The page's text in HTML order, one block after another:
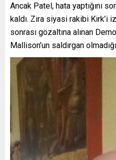
Ancak Patel, hata yaptığını
kaldı. Zira siyasi rakibi Kirk’i
sonrası gözaltına alınan
Mallison’un saldırgan